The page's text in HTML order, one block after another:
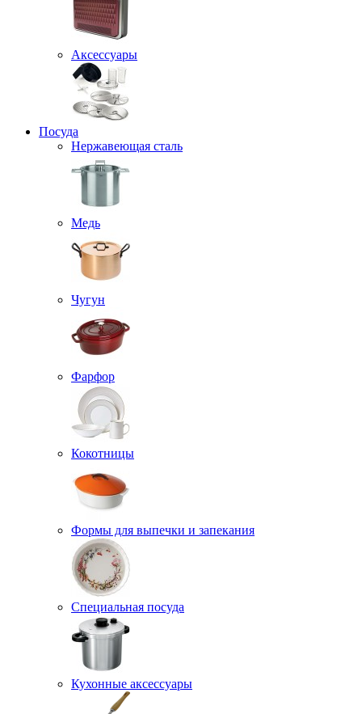
Аксессуары
Посуда
Нержавеющая сталь
Медь
Чугун
Фарфор
Кокотницы
Формы для выпечки и запекания
Специальная посуда
Кухонные аксессуары